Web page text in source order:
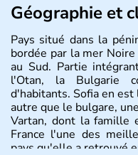
Géographie et
Pays situé dans la
bordée par la mer
au Sud. Partie
l'Otan, la Bulgarie
d'habitants. Sofia en
autre que le bulgare,
Vartan, dont la famille
France l'une des
pays qu'elle a retrouvé